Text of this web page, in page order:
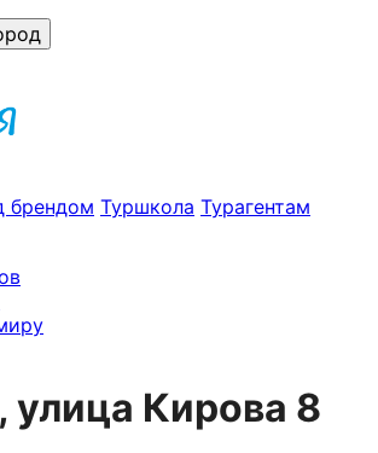
брендом Туршкола Турагентам
улица Кирова 8